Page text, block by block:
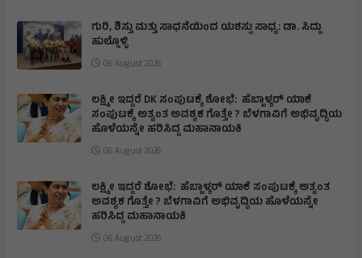
ಗುರಿ, ಶಿಸ್ತು ಮತ್ತು ಸಾಧನೆಯಿಂದ ಯಶಸ್ಸು ಸಾಧ್ಯ: ಡಾ. ಸಿದ್ದು
ಹುಲ್ಲೊಳ್ಳಿ
06 August 2026
ಲಕ್ಷ್ಮೀ ಇದ್ದರೆ DK ಸಂಪುಟಕ್ಕೆ ಶೋಭೆ: ಹೆಬ್ಬಾಳ್ಕರ್ ಯಾಕೆ
ಸಂಪುಟಕ್ಕೆ ಅತ್ಯಂತ ಅವಶ್ಯಕ ಗೊತ್ತೇ ? ಬೆಳಗಾವಿಗೆ ಅಭಿವೃದ್ಧಿಯ
ಹೊಳೆಯನ್ನೇ ಹರಿಸಿದ್ದ ಮಹಾನಾಯಕಿ
06 August 2026
ಲಕ್ಷ್ಮೀ ಇದ್ದರೆ ಶೋಭೆ: ಹೆಬ್ಬಾಳ್ಕರ್ ಯಾಕೆ ಸಂಪುಟಕ್ಕೆ ಅತ್ಯಂತ
ಅವಶ್ಯಕ ಗೊತ್ತೇ ? ಬೆಳಗಾವಿಗೆ ಅಭಿವೃದ್ಧಿಯ ಹೊಳೆಯನ್ನೇ
ಹರಿಸಿದ್ದ ಮಹಾನಾಯಕಿ
06 August 2026